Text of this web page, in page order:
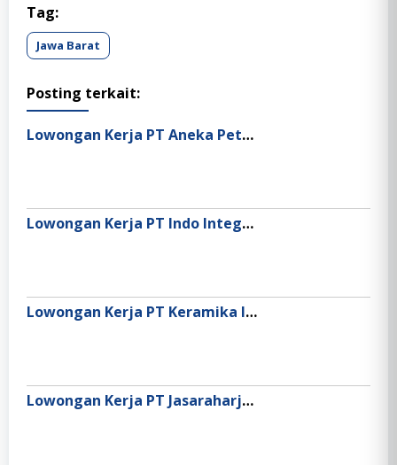
Tag:
Jawa Barat
Posting terkait:
Lowongan Kerja PT Aneka Petroindo Raya (BP AKR Fuels Retail)
Lowongan Kerja PT Indo Integritas Perkasa
Lowongan Kerja PT Keramika Indonesia Assosiasi Tbk
Lowongan Kerja PT Jasaraharja Putera